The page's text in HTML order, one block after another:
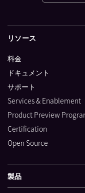
製品
リソース
料金
ドキュメント
サポート
Services & Enablement
Product Preview
Certification
Open Source